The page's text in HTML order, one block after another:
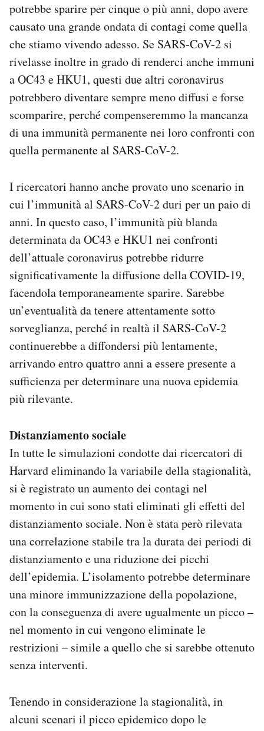
potrebbe sparire per cinque o più anni, dopo avere
causato una grande ondata di contagi come quella
che stiamo vivendo adesso. Se SARS-CoV-2 si
rivelasse inoltre in grado di renderci anche immuni
a OC43 e HKU1, questi due altri coronavirus
potrebbero diventare sempre meno diffusi e forse
scomparire, perché compenseremmo la mancanza
di una immunità permanente nei loro confronti con
quella permanente al SARS-CoV-2.
I ricercatori hanno anche provato uno scenario in
cui l’immunità al SARS-CoV-2 duri per un paio di
anni. In questo caso, l’immunità più blanda
determinata da OC43 e HKU1 nei confronti
dell’attuale coronavirus potrebbe ridurre
significativamente la diffusione della COVID-19,
facendola temporaneamente sparire. Sarebbe
un’eventualità da tenere attentamente sotto
sorveglianza, perché in realtà il SARS-CoV-2
continuerebbe a diffondersi più lentamente,
arrivando entro quattro anni a essere presente a
sufficienza per determinare una nuova epidemia
più rilevante.
Distanziamento sociale
In tutte le simulazioni condotte dai ricercatori di
Harvard eliminando la variabile della stagionalità,
si è registrato un aumento dei contagi nel
momento in cui sono stati eliminati gli effetti del
distanziamento sociale. Non è stata però rilevata
una correlazione stabile tra la durata dei periodi di
distanziamento e una riduzione dei picchi
dell’epidemia. L’isolamento potrebbe determinare
una minore immunizzazione della popolazione,
con la conseguenza di avere ugualmente un picco –
nel momento in cui vengono eliminate le
restrizioni – simile a quello che si sarebbe ottenuto
senza interventi.
Tenendo in considerazione la stagionalità, in
alcuni scenari il picco epidemico dopo le